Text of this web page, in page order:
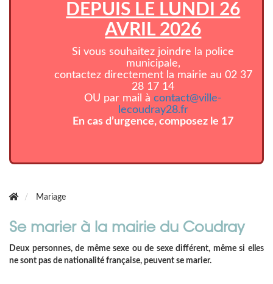
DEPUIS LE LUNDI 26
AVRIL 2026
Si vous souhaitez joindre la police
municipale,
contactez directement la mairie au 02 37
28 17 14
OU par mail àcontact@ville-
lecoudray28.fr
En cas d’urgence, composez le 17
Mariage
Se marier à la mairie du Coudray
Deux personnes, de même sexe ou de sexe différent, même si elles
ne sont pas de nationalité française, peuvent se marier.